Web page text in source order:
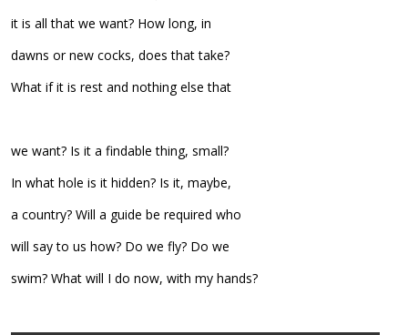
it is all that we want? How long, in
dawns or new cocks, does that take?
What if it is rest and nothing else that
we want? Is it a findable thing, small?
In what hole is it hidden? Is it, maybe,
a country? Will a guide be required who
will say to us how? Do we fly? Do we
swim? What will I do now, with my hands?